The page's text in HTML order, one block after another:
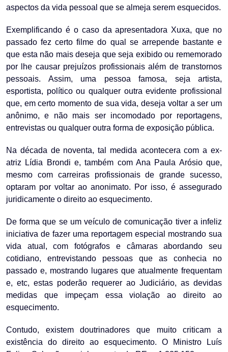
aspectos da vida pessoal que se almeja serem esquecidos.
Exemplificando é o caso da apresentadora Xuxa, que no
passado fez certo filme do qual se arrepende bastante e
que esta não mais deseja que seja exibido ou rememorado
por lhe causar prejuízos profissionais além de transtornos
pessoais. Assim, uma pessoa famosa, seja artista,
esportista, político ou qualquer outra evidente profissional
que, em certo momento de sua vida, deseja voltar a ser um
anônimo, e não mais ser incomodado por reportagens,
entrevistas ou qualquer outra forma de exposição pública.
Na década de noventa, tal medida acontecera com a ex-
atriz Lídia Brondi e, também com Ana Paula Arósio que,
mesmo com carreiras profissionais de grande sucesso,
optaram por voltar ao anonimato. Por isso, é assegurado
juridicamente o direito ao esquecimento.
De forma que se um veículo de comunicação tiver a infeliz
iniciativa de fazer uma reportagem especial mostrando sua
vida atual, com fotógrafos e câmaras abordando seu
cotidiano, entrevistando pessoas que as conhecia no
passado e, mostrando lugares que atualmente frequentam
e, etc, estas poderão requerer ao Judiciário, as devidas
medidas que impeçam essa violação ao direito ao
esquecimento.
Contudo, existem doutrinadores que muito criticam a
existência do direito ao esquecimento. O Ministro Luís